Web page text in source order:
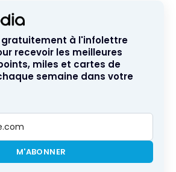
gratuitement à l'infolettre
recevoir les meilleures
miles et cartes de
semaine dans votre
M'ABONNER